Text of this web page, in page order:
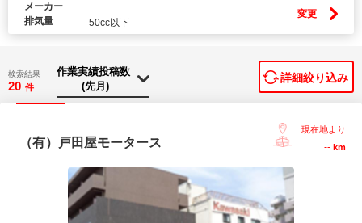
メーカー
排気量
50cc以下
変更
検索結果
20 件
詳細絞り込み
（有）戸田屋モータース
現在地より
-- km